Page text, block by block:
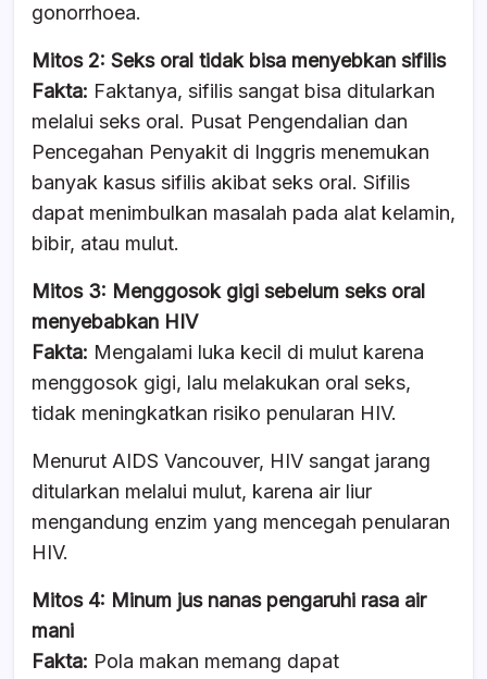
gonorrhoea.
Mitos 2: Seks oral tidak bisa menyebkan sifilis
Fakta: Faktanya, sifilis sangat bisa ditularkan
melalui seks oral. Pusat Pengendalian dan
Pencegahan Penyakit di Inggris menemukan
banyak kasus sifilis akibat seks oral. Sifilis
dapat menimbulkan masalah pada alat kelamin,
bibir, atau mulut.
Mitos 3: Menggosok gigi sebelum seks oral
menyebabkan HIV
Fakta: Mengalami luka kecil di mulut karena
menggosok gigi, lalu melakukan oral seks,
tidak meningkatkan risiko penularan HIV.
Menurut AIDS Vancouver, HIV sangat jarang
ditularkan melalui mulut, karena air liur
mengandung enzim yang mencegah penularan
HIV.
Mitos 4: Minum jus nanas pengaruhi rasa air
mani
Fakta: Pola makan memang dapat